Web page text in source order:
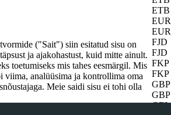
ETB
EUR
EUR
FJD
FJD
FKP
FKP
GBP
GBP
GEL
("Sait") siin esitatud sisu on
ja ajakohastust, kuid mitte ainult.
toetumiseks mis tahes eesmärgil. Mis
viima, analüüsima ja kontrollima oma
Meie saidi sisu ei tohi olla